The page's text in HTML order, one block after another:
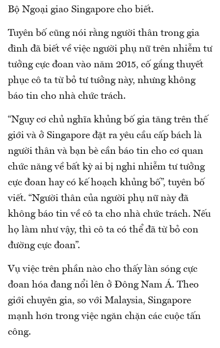
Bộ Ngoại giao Singapore cho biết.
Tuyên bố cũng nói rằng người thân trong gia
đình đã biết về việc người phụ nữ trên nhiễm tư
tưởng cực đoan vào năm 2015, cố gắng thuyết
phục cô ta từ bỏ tư tưởng này, nhưng không
báo tin cho nhà chức trách.
“Nguy cơ chủ nghĩa khủng bố gia tăng trên thế
giới và ở Singapore đặt ra yêu cầu cấp bách là
người thân và bạn bè cần báo tin cho cơ quan
chức năng về bất kỳ ai bị nghi nhiễm tư tưởng
cực đoan hay có kế hoạch khủng bố”, tuyên bố
viết. “Người thân của người phụ nữ này đã
không báo tin về cô ta cho nhà chức trách. Nếu
họ làm như vậy, thì cô ta có thể đã từ bỏ con
đường cực đoan”.
Vụ việc trên phần nào cho thấy làn sóng cực
đoan hóa đang nổi lên ở Đông Nam Á. Theo
giới chuyên gia, so với Malaysia, Singapore
mạnh hơn trong việc ngăn chặn các cuộc tấn
công.